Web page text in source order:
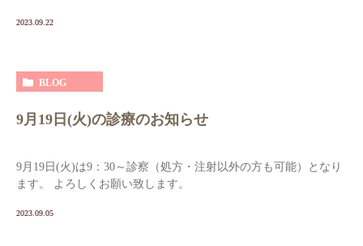
2023.09.22
BLOG
9月19日(火)の診療のお知らせ
9月19日(火)は9：30～診察（処方・注射以外の方も可能）となり
ます。 よろしくお願い致します。
2023.09.05